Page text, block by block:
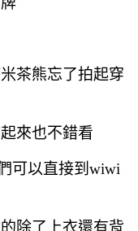
茶熊忘了拍起穿
來也不錯看
可以直接到wiwi
除了上衣還有背